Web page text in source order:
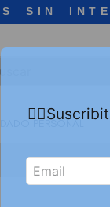
SIN
PERSONAL